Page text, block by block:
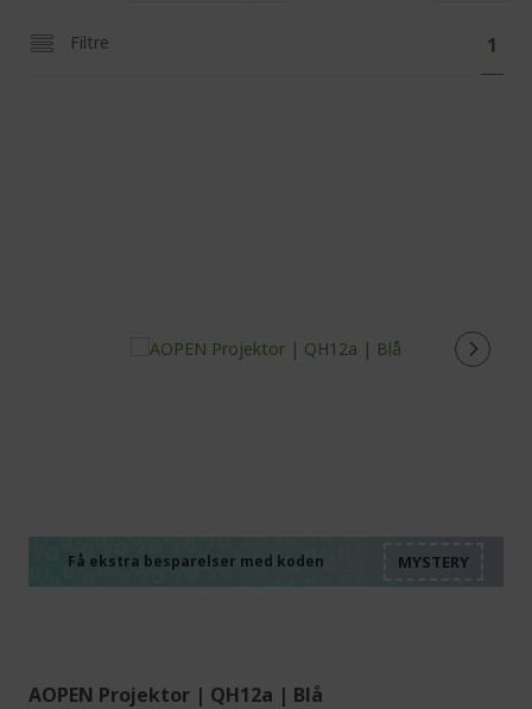
Filtre 1
Få ekstra besparelser med koden
AOPEN Projektor | QH12a | Blå